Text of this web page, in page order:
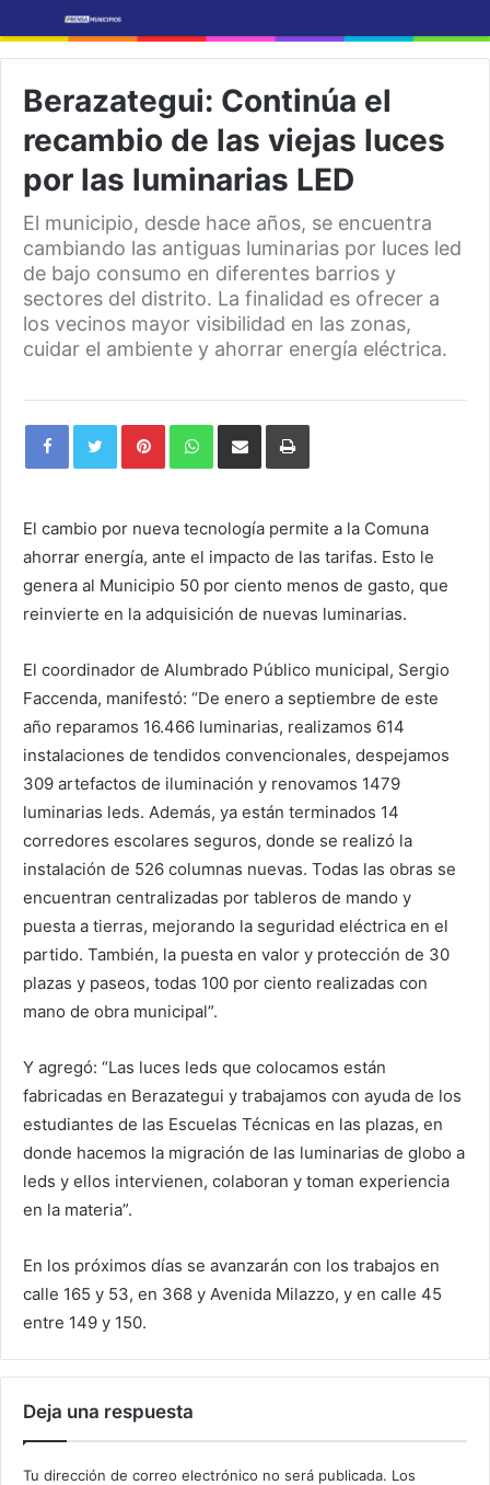
Berazategui: Continúa el
recambio de las viejas luces
por las luminarias LED
El municipio, desde hace años, se encuentra
cambiando las antiguas luminarias por luces led
de bajo consumo en diferentes barrios y
sectores del distrito. La finalidad es ofrecer a
los vecinos mayor visibilidad en las zonas,
cuidar el ambiente y ahorrar energía eléctrica.
PinterestWhatsAppShare
Email
Print
El cambio por nueva tecnología permite a la Comuna
ahorrar energía, ante el impacto de las tarifas. Esto le
genera al Municipio 50 por ciento menos de gasto, que
reinvierte en la adquisición de nuevas luminarias.
El coordinador de Alumbrado Público municipal, Sergio
Faccenda, manifestó: “De enero a septiembre de este
año reparamos 16.466 luminarias, realizamos 614
instalaciones de tendidos convencionales, despejamos
309 artefactos de iluminación y renovamos 1479
luminarias leds. Además, ya están terminados 14
corredores escolares seguros, donde se realizó la
instalación de 526 columnas nuevas. Todas las obras se
encuentran centralizadas por tableros de mando y
puesta a tierras, mejorando la seguridad eléctrica en el
partido. También, la puesta en valor y protección de 30
plazas y paseos, todas 100 por ciento realizadas con
mano de obra municipal”.
Y agregó: “Las luces leds que colocamos están
fabricadas en Berazategui y trabajamos con ayuda de los
estudiantes de las Escuelas Técnicas en las plazas, en
donde hacemos la migración de las luminarias de globo a
leds y ellos intervienen, colaboran y toman experiencia
en la materia”.
En los próximos días se avanzarán con los trabajos en
calle 165 y 53, en 368 y Avenida Milazzo, y en calle 45
entre 149 y 150.
Deja una respuesta
Tu dirección de correo electrónico no será publicada. Los